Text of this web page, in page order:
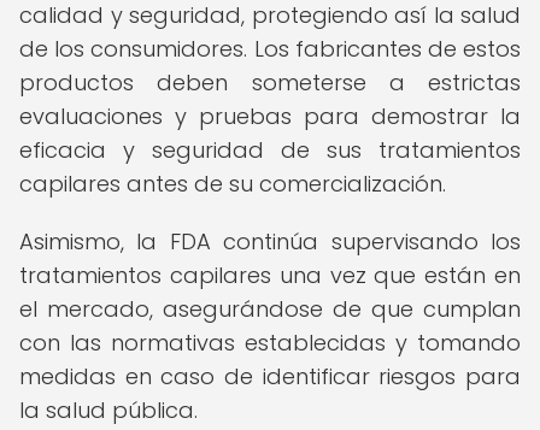
calidad y seguridad, protegiendo así la salud
de los consumidores. Los fabricantes de estos
productos deben someterse a estrictas
evaluaciones y pruebas para demostrar la
eficacia y seguridad de sus tratamientos
capilares antes de su comercialización.
Asimismo, la FDA continúa supervisando los
tratamientos capilares una vez que están en
el mercado, asegurándose de que cumplan
con las normativas establecidas y tomando
medidas en caso de identificar riesgos para
la salud pública.